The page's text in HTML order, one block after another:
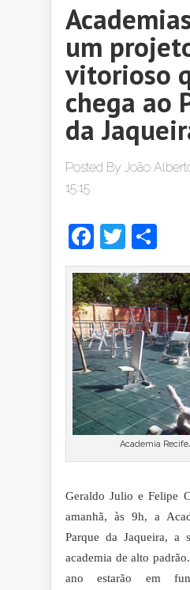
um
vitorioso
chega ao
da
Posted By João
15:15
Academia
Geraldo Julio e Felipe
amanhã, às 9h, a
Parque da Jaqueira, a
academia de alto
ano estarão em